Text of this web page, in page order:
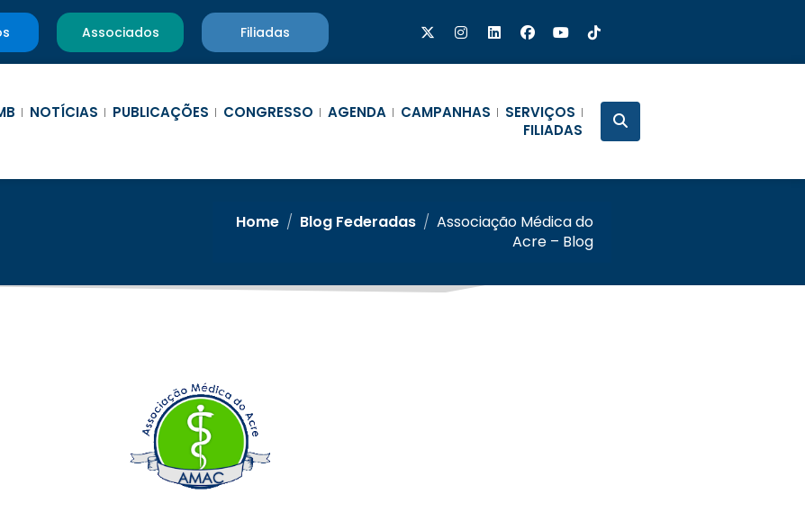
Associados Filiadas
NOTÍCIAS PUBLICAÇÕES CONGRESSO AGENDA CAMPANHAS
SERVIÇOS
FILIADAS
Home / Blog Federadas / Associação Médica do
Acre – Blog